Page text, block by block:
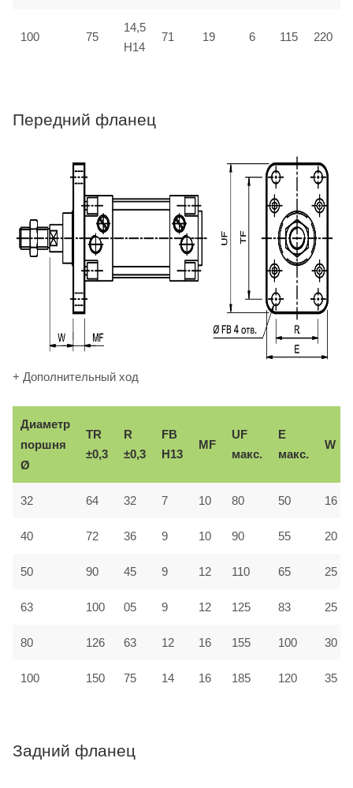
100 75
14,5
H14
71 19 6 115 220
Передний фланец
+ Дополнительный ход
Диаметр
поршня
Ø
TR
±0,3
R
±0,3
FB
H13
MF
UF
макс.
E
макс.
W
32 64 32 7 10 80 50 16
40 72 36 9 10 90 55 20
50 90 45 9 12 110 65 25
63 100 05 9 12 125 83 25
80 126 63 12 16 155 100 30
100 150 75 14 16 185 120 35
Задний фланец